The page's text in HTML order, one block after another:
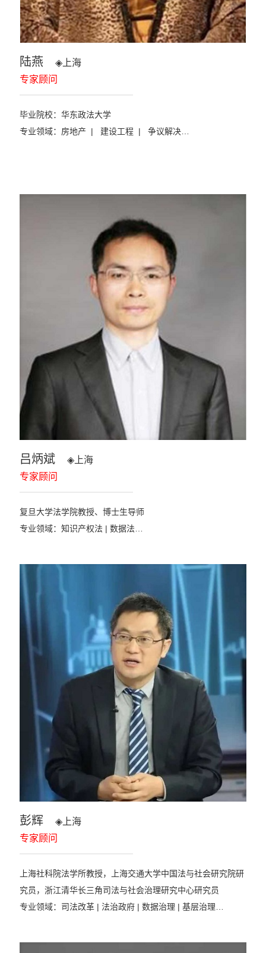
陆燕 ◈ 上海
专家顾问
毕业院校：华东政法大学
专业领域： 房地产 | 建设工程 | 争议解决
吕炳斌 ◈ 上海
专家顾问
复旦大学法学院教授、博士生导师
专业领域：知识产权法 | 数据法…
彭辉 ◈ 上海
专家顾问
上海社科院法学所教授，上海交通大学中国法与社会研究院研
究员，浙江清华长三角司法与社会治理研究中心研究员
专业领域：司法改革 | 法治政府 | 数据治理 | 基层治理…